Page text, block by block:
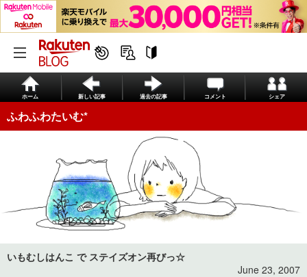
ホーム 新しい記事 過去の記事 コメント シェア
ふわふわたいむ*
いもむしはんこ で ステイズオン再びっ☆
June 23, 2007